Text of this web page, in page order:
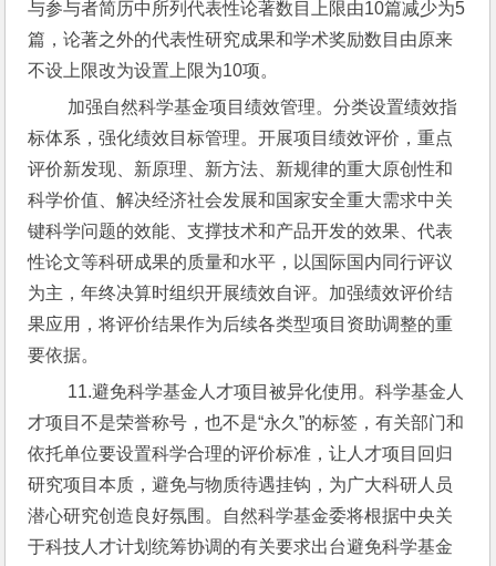
与参与者简历中所列代表性论著数目上限由10篇减少为5
篇，论著之外的代表性研究成果和学术奖励数目由原来
不设上限改为设置上限为10项。
标体系，强化绩效目标管理。开展项目绩效评价，重点
评价新发现、新原理、新方法、新规律的重大原创性和
科学价值、解决经济社会发展和国家安全重大需求中关
键科学问题的效能、支撑技术和产品开发的效果、代表
性论文等科研成果的质量和水平，以国际国内同行评议
为主，年终决算时组织开展绩效自评。加强绩效评价结
果应用，将评价结果作为后续各类型项目资助调整的重
要依据。
才项目不是荣誉称号，也不是“永久”的标签，有关部门和
依托单位要设置科学合理的评价标准，让人才项目回归
研究项目本质，避免与物质待遇挂钩，为广大科研人员
潜心研究创造良好氛围。自然科学基金委将根据中央关
于科技人才计划统筹协调的有关要求出台避免科学基金